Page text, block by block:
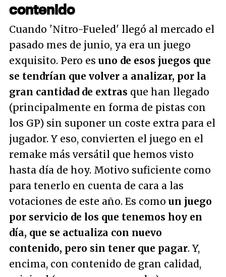
contenido
Cuando 'Nitro-Fueled' llegó al mercado el
pasado mes de junio, ya era un juego
exquisito. Pero es uno de esos juegos que
se tendrían que volver a analizar, por la
gran cantidad de extras que han llegado
(principalmente en forma de pistas con
los GP) sin suponer un coste extra para el
jugador. Y eso, convierten el juego en el
remake más versátil que hemos visto
hasta día de hoy. Motivo suficiente como
para tenerlo en cuenta de cara a las
votaciones de este año. Es como un juego
por servicio de los que tenemos hoy en
día, que se actualiza con nuevo
contenido, pero sin tener que pagar. Y,
encima, con contenido de gran calidad,